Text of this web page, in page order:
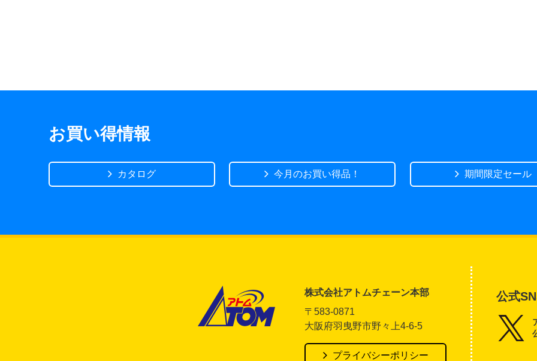
お買い得情報
カタログ 今月のお買い得品！ 期間限定セール
アトム電器チェーン
株式会社アトムチェーン本部
〒583-0871
大阪府羽曳野市野々上4-6-5
プライバシーポリシー
公式